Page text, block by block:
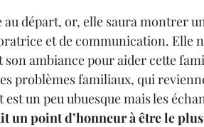
au départ, or, elle saura montrer
et de communication. Elle
ambiance pour aider cette
problèmes familiaux, qui
un peu ubuesque mais les
un point d’honneur à être le